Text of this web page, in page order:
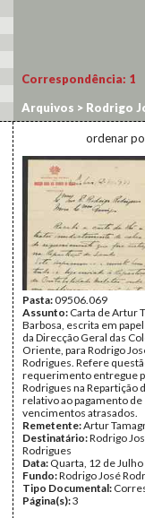
Correspondência: 1
Arquivos > Rodrigo
Barbosa, Artur
ordenar
Pasta:09506.069
Assunto: Carta de Artur
Barbosa, escrita em
da Direcção Geral das
Oriente, para Rodrigo
Rodrigues. Refere
requerimento entregue
Rodrigues na Repartição
relativo ao pagamento de
vencimentos atrasados.
Remetente:Artur
Destinatário:Rodrigo
Rodrigues
Data: Quarta, 12 de
Fundo:Rodrigo José
Tipo Documental:
Página(s):3